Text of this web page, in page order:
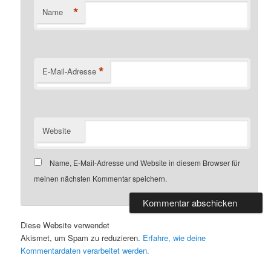
Name *
E-Mail-Adresse *
Website
Name, E-Mail-Adresse und Website in diesem Browser für
meinen nächsten Kommentar speichern.
Diese Website verwendet
Akismet, um Spam zu reduzieren. Erfahre, wie deine
Kommentardaten verarbeitet werden.